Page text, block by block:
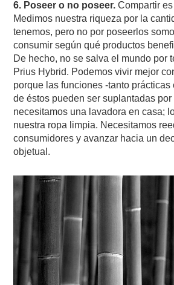
6. Poseer o no poseer.Compartir
Medimos nuestra riqueza por la
tenemos, pero no por poseerlos
consumir según qué productos
De hecho, no se salva el mundo por
Prius Hybrid. Podemos vivir mejor
porque las funciones -tanto
de éstos pueden ser suplantadas
necesitamos una lavadora en casa;
nuestra ropa limpia. Necesitamos
consumidores y avanzar hacia un
objetual.